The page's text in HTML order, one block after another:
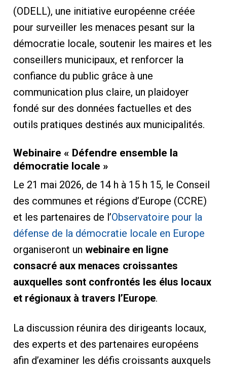
(ODELL), une initiative européenne créée
pour surveiller les menaces pesant sur la
démocratie locale, soutenir les maires et les
conseillers municipaux, et renforcer la
confiance du public grâce à une
communication plus claire, un plaidoyer
fondé sur des données factuelles et des
outils pratiques destinés aux municipalités.
Webinaire « Défendre ensemble la
démocratie locale »
Le 21 mai 2026, de 14 h à 15 h 15, le Conseil
des communes et régions d’Europe (CCRE)
et les partenaires de l’Observatoire pour la
défense de la démocratie locale en Europe
organiseront un webinaire en ligne
consacré aux menaces croissantes
auxquelles sont confrontés les élus locaux
et régionaux à travers l’Europe.
La discussion réunira des dirigeants locaux,
des experts et des partenaires européens
afin d’examiner les défis croissants auxquels